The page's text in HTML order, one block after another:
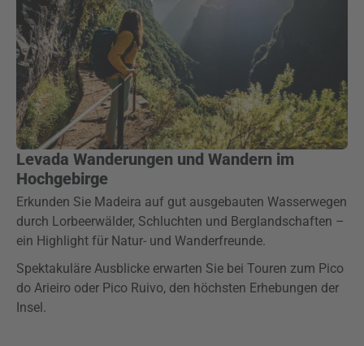
Levada Wanderungen und Wandern im
Hochgebirge
Erkunden Sie Madeira auf gut ausgebauten Wasserwegen
durch Lorbeerwälder, Schluchten und Berglandschaften –
ein Highlight für Natur- und Wanderfreunde.
Spektakuläre Ausblicke erwarten Sie bei Touren zum Pico
do Arieiro oder Pico Ruivo, den höchsten Erhebungen der
Insel.